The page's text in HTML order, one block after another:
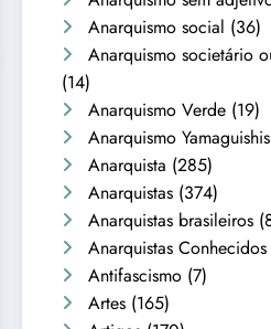
Anarquismo social (36)
Anarquismo societário
(14)
Anarquismo Verde (19)
Anarquismo
Anarquista (285)
Anarquistas (374)
Anarquistas brasileiros
Anarquistas Conhecidos
Antifascismo (7)
Artes (165)